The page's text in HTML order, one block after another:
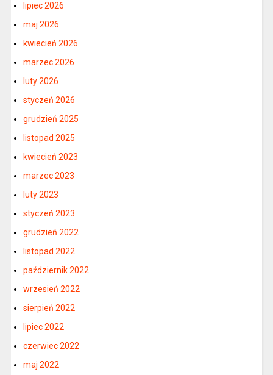
lipiec 2026
maj 2026
kwiecień 2026
marzec 2026
luty 2026
styczeń 2026
grudzień 2025
listopad 2025
kwiecień 2023
marzec 2023
luty 2023
styczeń 2023
grudzień 2022
listopad 2022
październik 2022
wrzesień 2022
sierpień 2022
lipiec 2022
czerwiec 2022
maj 2022